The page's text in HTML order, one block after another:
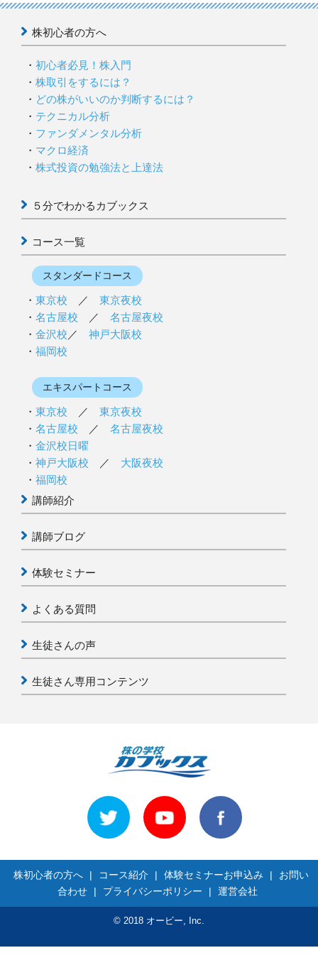
株初心者の方へ
初心者必見！株入門
株取引をするには？
どの株がいいのか判断するには？
テクニカル分析
ファンダメンタル分析
マクロ経済
株式投資の勉強法と上達法
５分でわかるカブックス
コース一覧
スタンダードコース
東京校 ／ 東京夜校
名古屋校 ／ 名古屋夜校
金沢校／ 神戸大阪校
福岡校
エキスパートコース
東京校 ／ 東京夜校
名古屋校 ／ 名古屋夜校
金沢校日曜
神戸大阪校 ／ 大阪夜校
福岡校
講師紹介
講師ブログ
体験セミナー
よくある質問
生徒さんの声
生徒さん専用コンテンツ
株初心者の方へ | コース紹介 | 体験セミナーお申込み |
お問い
合わせ
| プライバシーポリシー | 運営会社
© 2018 オービー, Inc.